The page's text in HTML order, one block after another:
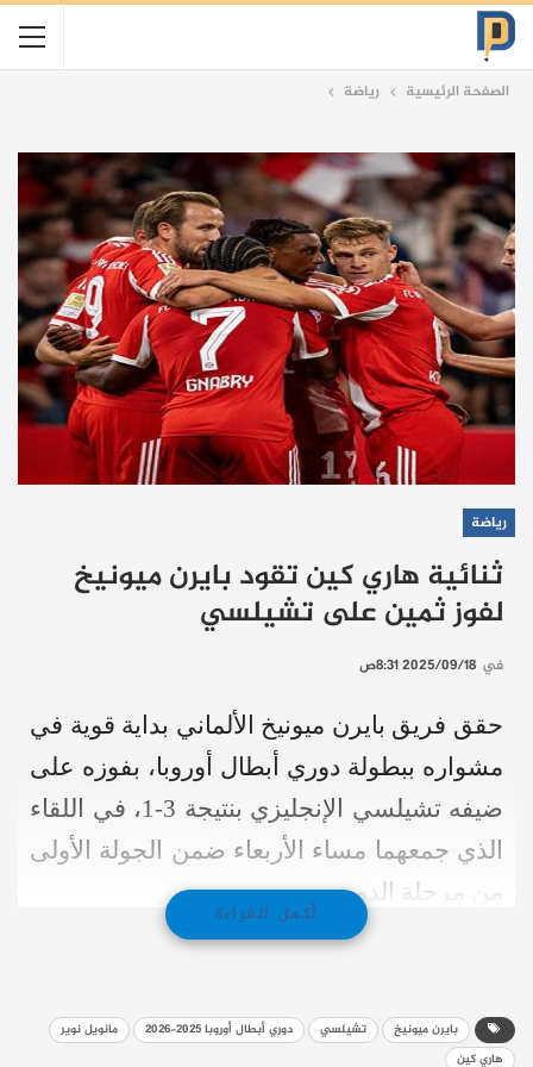
الصفحة الرئيسية رياضة
رياضة
ثنائية هاري كين تقود بايرن ميونيخ
لفوز ثمين على تشيلسي
في 2025/09/18 8:31ص
حقق فريق بايرن ميونيخ الألماني بداية قوية في
مشواره ببطولة دوري أبطال أوروبا، بفوزه على
ضيفه تشيلسي الإنجليزي بنتيجة 3-1، في اللقاء
الذي جمعهما مساء الأربعاء ضمن الجولة الأولى
من مرحلة الدوري.
وقاد النجم الإنجليزي هاري كين فريقه نحو حصد
أكمل القراءة
بايرن ميونيخ تشيلسي دوري أبطال أوروبا 2025-2026
مانويل نوير
هاري كين